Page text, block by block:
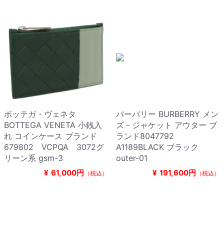
ボッテガ・ヴェネタ
BOTTEGA VENETA 小銭入
れ コインケース ブランド
679802 VCPQA 3072グ
リーン系 gsm-3
¥ 61,000円 （税込）
バーバリー BURBERRY メン
ズ－ジャケット アウター ブ
ランド8047792
A1189BLACK ブラック
outer-01
¥ 191,600円 （税込）